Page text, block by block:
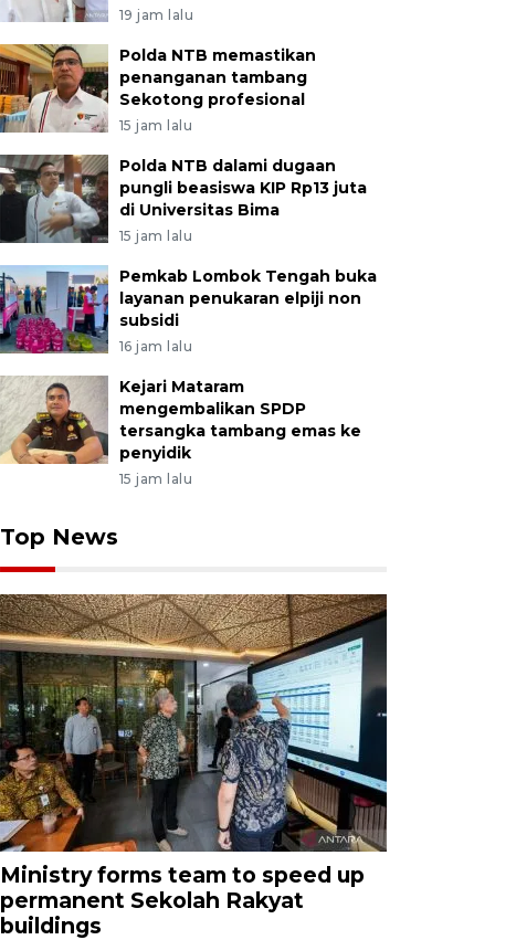
19 jam lalu
Polda NTB memastikan
penanganan tambang
Sekotong profesional
15 jam lalu
Polda NTB dalami dugaan
pungli beasiswa KIP Rp13 juta
di Universitas Bima
15 jam lalu
Pemkab Lombok Tengah buka
layanan penukaran elpiji non
subsidi
16 jam lalu
Kejari Mataram
mengembalikan SPDP
tersangka tambang emas ke
penyidik
15 jam lalu
Top News
Ministry forms team to speed up
permanent Sekolah Rakyat
buildings